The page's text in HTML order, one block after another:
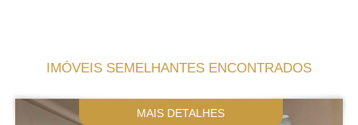
IMÓVEIS SEMELHANTES ENCONTRADOS
MAIS DETALHES